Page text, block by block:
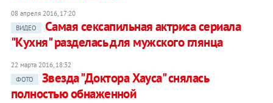
08 апреля 2016, 17:20
ВИДЕО
Самая сексапильная актриса сериала
"Кухня" разделась для мужского глянца
22 марта 2016, 18:32
ФОТО
Звезда "Доктора Хауса" снялась
полностью обнаженной